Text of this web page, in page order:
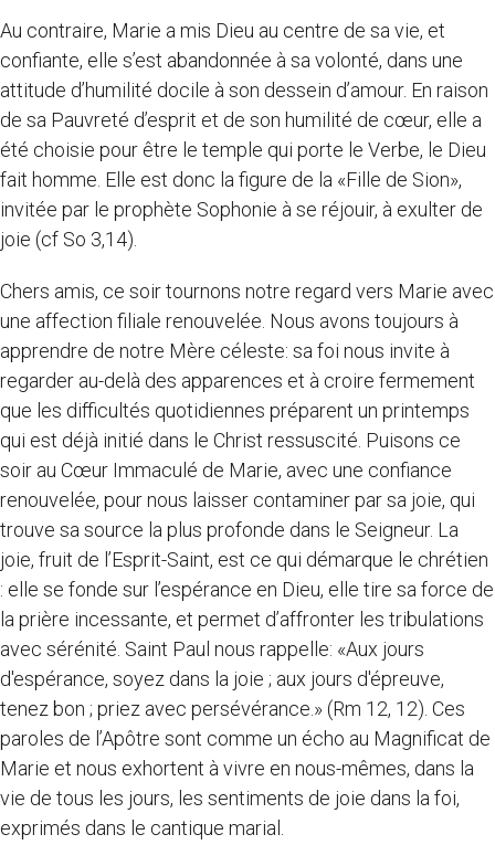
Au contraire, Marie a mis Dieu au centre de sa vie, et
confiante, elle s’est abandonnée à sa volonté, dans une
attitude d’humilité docile à son dessein d’amour. En raison
de sa Pauvreté d’esprit et de son humilité de cœur, elle a
été choisie pour être le temple qui porte le Verbe, le Dieu
fait homme. Elle est donc la figure de la «Fille de Sion»,
invitée par le prophète Sophonie à se réjouir, à exulter de
joie (cf So 3,14).
Chers amis, ce soir tournons notre regard vers Marie avec
une affection filiale renouvelée. Nous avons toujours à
apprendre de notre Mère céleste: sa foi nous invite à
regarder au-delà des apparences et à croire fermement
que les difficultés quotidiennes préparent un printemps
qui est déjà initié dans le Christ ressuscité. Puisons ce
soir au Cœur Immaculé de Marie, avec une confiance
renouvelée, pour nous laisser contaminer par sa joie, qui
trouve sa source la plus profonde dans le Seigneur. La
joie, fruit de l’Esprit-Saint, est ce qui démarque le chrétien
: elle se fonde sur l’espérance en Dieu, elle tire sa force de
la prière incessante, et permet d’affronter les tribulations
avec sérénité. Saint Paul nous rappelle: «Aux jours
d'espérance, soyez dans la joie ; aux jours d'épreuve,
tenez bon ; priez avec persévérance.» (Rm 12, 12). Ces
paroles de l’Apôtre sont comme un écho au Magnificat de
Marie et nous exhortent à vivre en nous-mêmes, dans la
vie de tous les jours, les sentiments de joie dans la foi,
exprimés dans le cantique marial.